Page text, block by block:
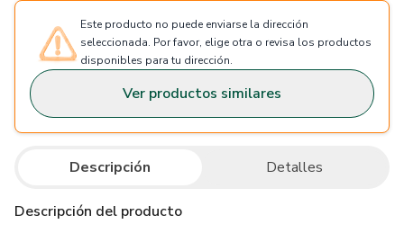
Este producto no puede enviarse la dirección
seleccionada. Por favor, elige otra o revisa los productos
disponibles para tu dirección.
Ver productos similares
Descripción Detalles
Descripción del producto